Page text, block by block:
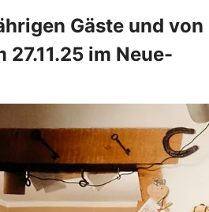
Gäste und von
27.11.25 im Neue-